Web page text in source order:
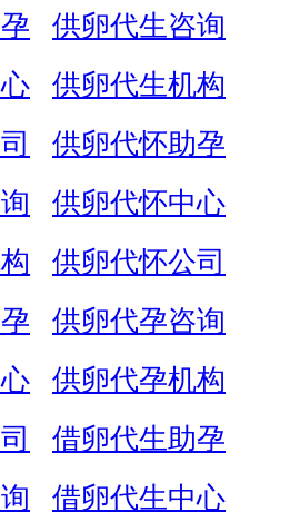
供卵代生咨询
供卵代生机构
供卵代怀助孕
供卵代怀中心
供卵代怀公司
供卵代孕咨询
供卵代孕机构
借卵代生助孕
借卵代生中心